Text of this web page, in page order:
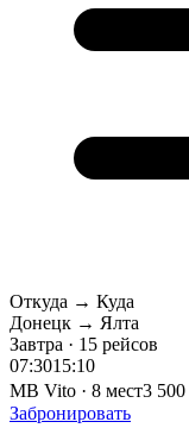
Откуда → Куда
Донецк → Ялта
Завтра · 15 рейсов
07:3015:10
MB Vito · 8 мест3
Забронировать